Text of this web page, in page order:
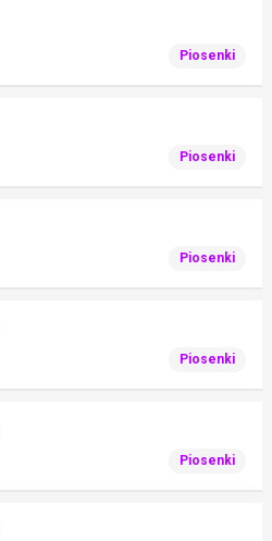
Piosenki
Piosenki
Piosenki
Piosenki
Piosenki